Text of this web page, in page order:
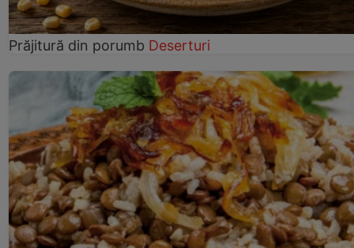
Prăjitură din porumb Deserturi